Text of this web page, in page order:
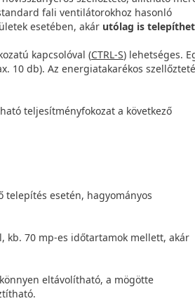
fali ventilátorokhoz hasonló
esetében, akár utólag is
kapcsolóval (CTRL-S) lehetséges.
10 db). Az energiatakarékos
teljesítményfokozat a következő
telepítés esetén, hagyományos
kb. 70 mp-es időtartamok mellett, akár
eltávolítható, a mögötte